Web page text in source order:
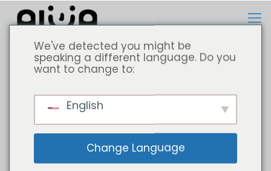
Todos Computador portátil
We've detected you might be
speaking a different language. Do you
want to change to:
English
Change Language